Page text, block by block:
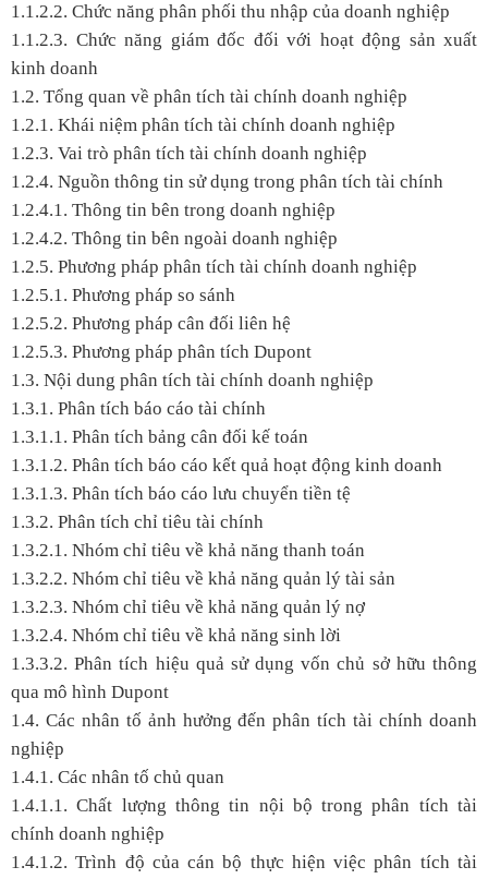
1.1.2.2. Chức năng phân phối thu nhập của doanh nghiệp
1.1.2.3. Chức năng giám đốc đối với hoạt động sản xuất
kinh doanh
1.2. Tổng quan về phân tích tài chính doanh nghiệp
1.2.1. Khái niệm phân tích tài chính doanh nghiệp
1.2.3. Vai trò phân tích tài chính doanh nghiệp
1.2.4. Nguồn thông tin sử dụng trong phân tích tài chính
1.2.4.1. Thông tin bên trong doanh nghiệp
1.2.4.2. Thông tin bên ngoài doanh nghiệp
1.2.5. Phương pháp phân tích tài chính doanh nghiệp
1.2.5.1. Phương pháp so sánh
1.2.5.2. Phương pháp cân đối liên hệ
1.2.5.3. Phương pháp phân tích Dupont
1.3. Nội dung phân tích tài chính doanh nghiệp
1.3.1. Phân tích báo cáo tài chính
1.3.1.1. Phân tích bảng cân đối kế toán
1.3.1.2. Phân tích báo cáo kết quả hoạt động kinh doanh
1.3.1.3. Phân tích báo cáo lưu chuyển tiền tệ
1.3.2. Phân tích chỉ tiêu tài chính
1.3.2.1. Nhóm chỉ tiêu về khả năng thanh toán
1.3.2.2. Nhóm chỉ tiêu về khả năng quản lý tài sản
1.3.2.3. Nhóm chỉ tiêu về khả năng quản lý nợ
1.3.2.4. Nhóm chỉ tiêu về khả năng sinh lời
1.3.3.2. Phân tích hiệu quả sử dụng vốn chủ sở hữu thông
qua mô hình Dupont
1.4. Các nhân tố ảnh hưởng đến phân tích tài chính doanh
nghiệp
1.4.1. Các nhân tố chủ quan
1.4.1.1. Chất lượng thông tin nội bộ trong phân tích tài
chính doanh nghiệp
1.4.1.2. Trình độ của cán bộ thực hiện việc phân tích tài